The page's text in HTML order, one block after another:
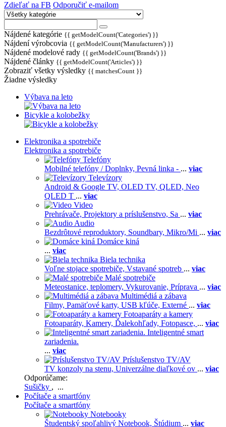
Zdieľať na FB Odporučiť e-mailom
Nájdené kategórie {{ getModelCount('Categories') }}
Nájdení výrobcovia {{ getModelCount('Manufacturers') }}
Nájdené modelové rady {{ getModelCount('Brands') }}
Nájdené články {{ getModelCount('Articles') }}
Zobraziť všetky výsledky {{ matchesCount }}
Žiadne výsledky
Výbava na leto
Bicykle a kolobežky
Elektronika a spotrebiče
Elektronika a spotrebiče
Telefóny
Mobilné telefóny / Doplnky, Pevná linka - ... viac
Televízory
Android & Google TV, OLED TV, QLED, Neo
QLED T ... viac
Video
Prehrávače, Projektory a príslušenstvo, Sa ... viac
Audio
Bezdrôtové reproduktory, Soundbary, Mikro/Mi ... viac
Domáce kiná
... viac
Biela technika
Voľne stojace spotrebiče, Vstavané spotreb ... viac
Malé spotrebiče
Meteostanice, teplomery, Vykurovanie, Príprava ... viac
Multimédiá a zábava
Filmy, Pamäťové karty, USB kľúče, Externé ... viac
Fotoaparáty a kamery
Fotoaparáty, Kamery, Ďalekohľady, Fotopasce, ... viac
Inteligentné smart
zariadenia.
... viac
Príslušenstvo TV/AV
TV konzoly na stenu, Univerzálne diaľkové ov ... viac
Odporúčame:
Sušičky , ...
Počítače a smartfóny
Počítače a smartfóny
Notebooky
Študentský spoľahlivý Notebook, Štúdium ... viac